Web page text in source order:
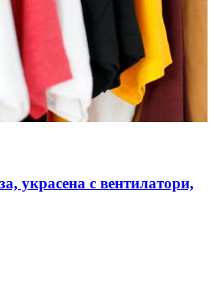
украсена с вентилатори,